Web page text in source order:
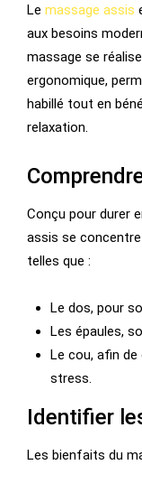
Le massage assis
aux besoins
massage se
ergonomique,
habillé tout en
relaxation.
Conçu pour durer
assis se
telles que :
Le dos, pour
Les épaules,
Le cou, afin
stress.
Identifier
Les bienfaits du